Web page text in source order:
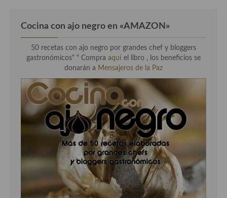
Cocina con ajo negro en «AMAZON»
50 recetas con ajo negro por grandes chef y bloggers
gastronómicos" " Compra aquí el libro , los beneficios se
donarán a Mensajeros de la Paz